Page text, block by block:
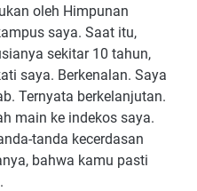
oleh Himpunan
saya. Saat itu,
sekitar 10 tahun,
saya. Berkenalan. Saya
Ternyata berkelanjutan.
main ke indekos saya.
tanda kecerdasan
bahwa kamu pasti